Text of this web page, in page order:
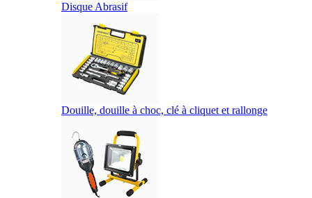
Disque Abrasif
Douille, douille à choc, clé à cliquet et rallonge